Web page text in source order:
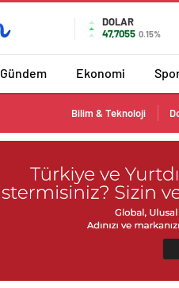
DOLAR
47,7055 0.15%
Gündem Ekonomi
Bilim & Teknoloji